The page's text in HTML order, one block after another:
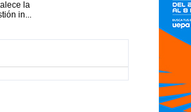
la
in...